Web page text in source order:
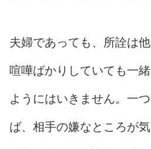
夫婦であっても、所詮は他
喧嘩ばかりしていても一
ようにはいきません。一
ば、相手の嫌なところが